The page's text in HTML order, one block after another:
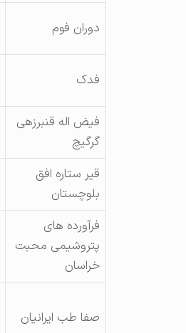
دوران فوم
فدک
فیض اله قنبرزهی
گرگیچ
قیر ستاره افق
بلوچستان
فرآورده های
پتروشیمی محبت
خراسان
صفا طب ایرانیان